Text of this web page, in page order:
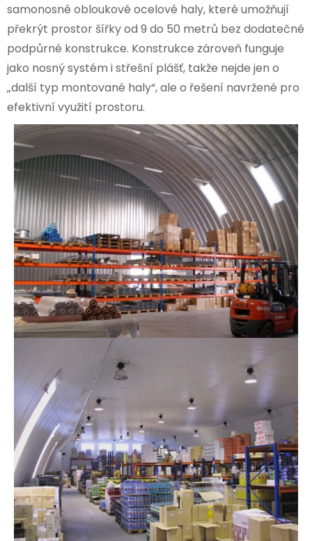
samonosné obloukové ocelové haly, které umožňují
překrýt prostor šířky od 9 do 50 metrů bez dodatečné
podpůrné konstrukce. Konstrukce zároveň funguje
jako nosný systém i střešní plášť, takže nejde jen o
„další typ montované haly“, ale o řešení navržené pro
efektivní využití prostoru.